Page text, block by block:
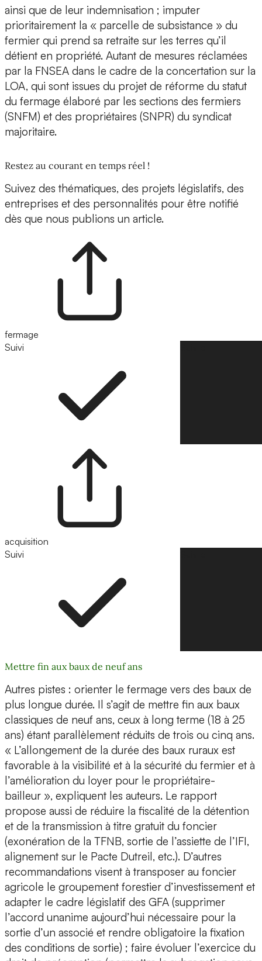
ainsi que de leur indemnisation ; imputer
prioritairement la « parcelle de subsistance » du
fermier qui prend sa retraite sur les terres qu’il
détient en propriété. Autant de mesures réclamées
par la FNSEA dans le cadre de la concertation sur la
LOA, qui sont issues du projet de réforme du statut
du fermage élaboré par les sections des fermiers
(SNFM) et des propriétaires (SNPR) du syndicat
majoritaire.
Restez au courant en temps réel !
Suivez des thématiques, des projets législatifs, des
entreprises et des personnalités pour être notifié
dès que nous publions un article.
fermage
Suivi
acquisition
Suivi
Mettre fin aux baux de neuf ans
Autres pistes : orienter le fermage vers des baux de
plus longue durée. Il s’agit de mettre fin aux baux
classiques de neuf ans, ceux à long terme (18 à 25
ans) étant parallèlement réduits de trois ou cinq ans.
« L’allongement de la durée des baux ruraux est
favorable à la visibilité et à la sécurité du fermier et à
l’amélioration du loyer pour le propriétaire-
bailleur », expliquent les auteurs. Le rapport
propose aussi de réduire la fiscalité de la détention
et de la transmission à titre gratuit du foncier
(exonération de la TFNB, sortie de l’assiette de l’IFI,
alignement sur le Pacte Dutreil, etc.). D’autres
recommandations visent à transposer au foncier
agricole le groupement forestier d’investissement et
adapter le cadre législatif des GFA (supprimer
l’accord unanime aujourd’hui nécessaire pour la
sortie d’un associé et rendre obligatoire la fixation
des conditions de sortie) ; faire évoluer l’exercice du